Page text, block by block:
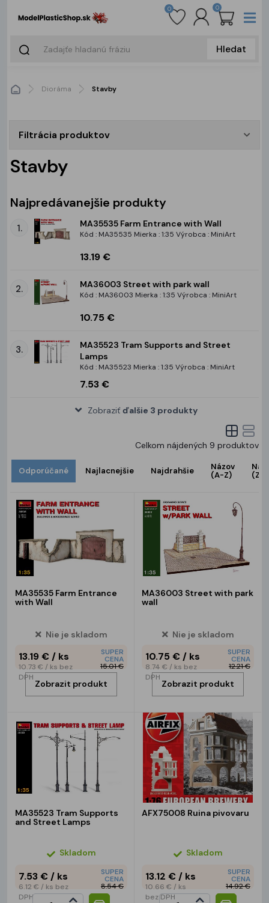
Hledat
0 0
Dioráma Stavby
Filtrácia produktov
Stavby
Najpredávanejšie produkty
1. MA35535 Farm Entrance with Wall
Kód : MA35535 Mierka : 1:35 Výrobca : MiniArt
13.19 €
2. MA36003 Street with park wall
Kód : MA36003 Mierka : 1:35 Výrobca : MiniArt
10.75 €
3.
MA35523 Tram Supports and Street
Lamps
Kód : MA35523 Mierka : 1:35 Výrobca : MiniArt
7.53 €
Zobraziť ďalšie 3 produkty
Celkom nájdených 9 produktov
Odporúčané Najlacnejšie Najdrahšie
Názov
(A-Z)
(Z-
MA35535 Farm Entrance
with Wall
Nie je skladom
13.19 €/ ks
10.73 € / ks bez
DPH
SUPER
CENA
15.01 €
Zobrazit produkt
MA36003 Street with park
wall
Nie je skladom
10.75 €/ ks
8.74 € / ks bez
DPH
SUPER
CENA
12.21 €
Zobrazit produkt
MA35523 Tram Supports
and Street Lamps
Skladom
7.53 €/ ks
6.12 € / ks bez
DPH
SUPER
CENA
8.54 €
AFX75008 Ruina pivovaru
Skladom
13.12 €/ ks
10.66 € / ks
bez DPH
SUPER
CENA
14.92 €